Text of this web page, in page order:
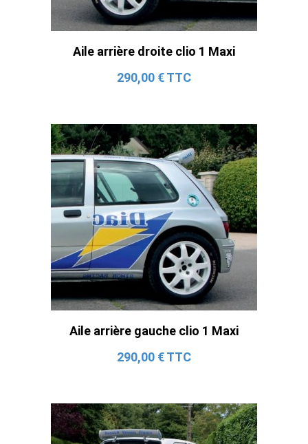
Aile arrière droite clio 1 Maxi
290,00 € TTC
Aile arrière gauche clio 1 Maxi
290,00 € TTC